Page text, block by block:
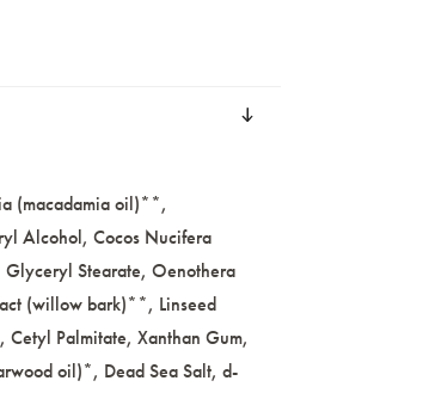
(macadamia oil)**,
Alcohol, Cocos Nucifera
Stearate, Oenothera
(willow bark)**, Linseed
Palmitate, Xanthan Gum,
oil)*, Dead Sea Salt, d-